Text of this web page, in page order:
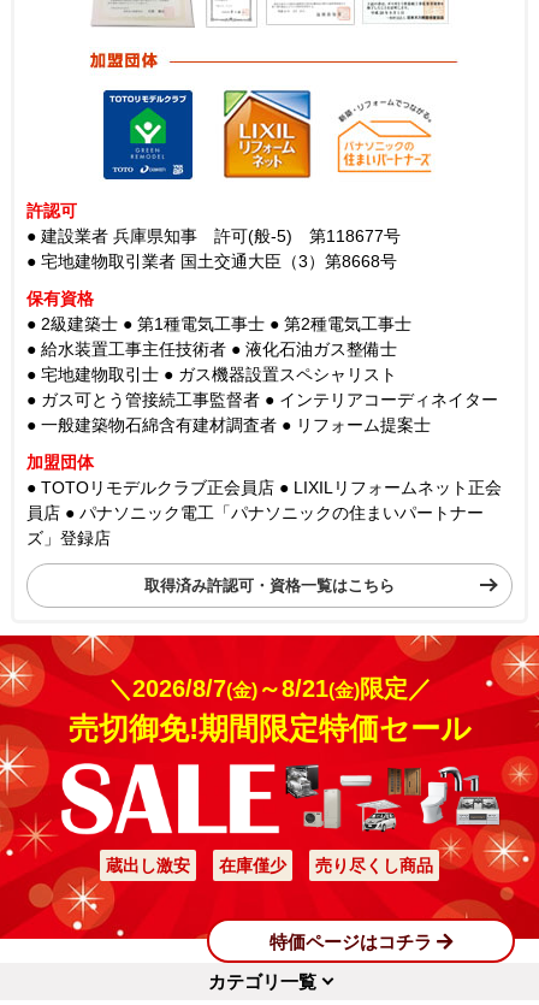
許認可
● 建設業者 兵庫県知事 許可(般-5) 第118677号
● 宅地建物取引業者 国土交通大臣（3）第8668号
保有資格
● 2級建築士 ● 第1種電気工事士 ● 第2種電気工事士
● 給水装置工事主任技術者 ● 液化石油ガス整備士
● 宅地建物取引士 ● ガス機器設置スペシャリスト
● ガス可とう管接続工事監督者 ● インテリアコーディネイター
● 一般建築物石綿含有建材調査者 ● リフォーム提案士
加盟団体
● TOTOリモデルクラブ正会員店 ● LIXILリフォームネット正会
員店 ● パナソニック電工「パナソニックの住まいパートナー
ズ」登録店
取得済み許認可・資格一覧はこちら
＼2026/8/7(金)～8/21(金)限定／
売切御免!期間限定特価セール
蔵出し激安 在庫僅少 売り尽くし商品
特価ページはコチラ
カテゴリ一覧